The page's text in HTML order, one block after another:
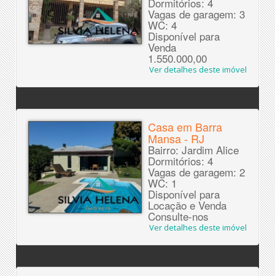
Vagas de garagem: 3
WC: 4
Disponível para
Venda
1.550.000,00
Ver detalhes deste imóvel
Casa em Barra
Mansa - RJ
Bairro: Jardim Alice
Dormitórios: 4
Vagas de garagem: 2
WC: 1
Disponível para
Locação e Venda
Consulte-nos
Ver detalhes deste imóvel